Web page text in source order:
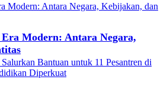
Modern: Antara Negara,